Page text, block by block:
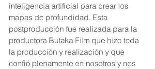
inteligencia artificial para crear los
mapas de profundidad. Esta
postproducción fue realizada para la
productora Butaka Film que hizo toda
la producción y realización y que
confió plenamente en nosotros y nos